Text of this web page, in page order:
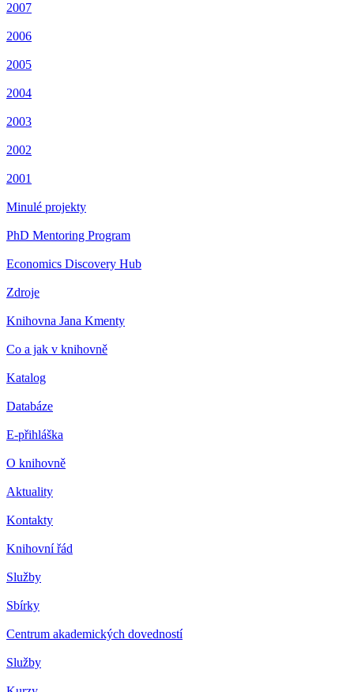
2007
2006
2005
2004
2003
2002
2001
Minulé projekty
PhD Mentoring Program
Economics Discovery Hub
Zdroje
Knihovna Jana Kmenty
Co a jak v knihovně
Katalog
Databáze
E-přihláška
O knihovně
Aktuality
Kontakty
Knihovní řád
Služby
Sbírky
Centrum akademických dovedností
Služby